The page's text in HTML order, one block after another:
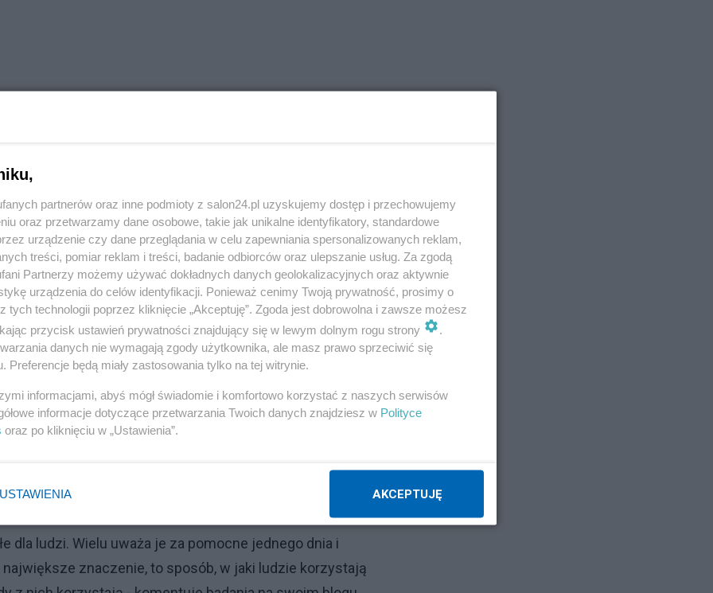
dziełem lewicowych aktywistów?
Reklama
mieli myśli samobójcze, u 13 proc. użytkowników
odebrania sobie życia wzięła swój początek na
związane z jego platformą - ocenia "Forbes".
dla ludzi. Wielu uważa je za pomocne jednego dnia i
znaczenie, to sposób, w jaki ludzie korzystają
partnerów oraz inne podmioty z salon24.pl uzyskujemy dostęp i przechowujemy
oraz przetwarzamy dane osobowe, takie jak unikalne identyfikatory, standardowe
urządzenie czy dane przeglądania w celu zapewniania spersonalizowanych reklam,
treści, pomiar reklam i treści, badanie odbiorców oraz ulepszanie usług. Za zgodą
Partnerzy możemy używać dokładnych danych geolokalizacyjnych oraz aktywnie
urządzenia do celów identyfikacji. Ponieważ cenimy Twoją prywatność, prosimy o
tych technologii poprzez kliknięcie „Akceptuję”. Zgoda jest dobrowolna i zawsze możesz
przycisk ustawień prywatności znajdujący się w lewym dolnym rogu strony
.
danych nie wymagają zgody użytkownika, ale masz prawo sprzeciwić się
Preferencje będą miały zastosowania tylko na tej witrynie.
informacjami, abyś mógł świadomie i komfortowo korzystać z naszych serwisów
informacje dotyczące przetwarzania Twoich danych znajdziesz w Polityce
oraz po kliknięciu w „Ustawienia”.
USTAWIENIA AKCEPTUJĘ